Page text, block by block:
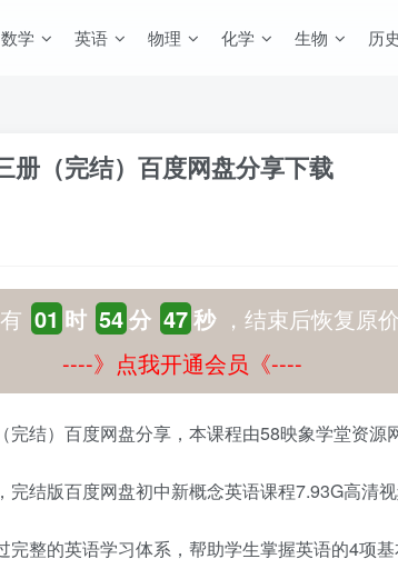
数学 英语 物理 化学 生物 历史
册（完结）百度网盘分享下载
01 时 54分 46秒，结束后恢复原
----》点我开通会员《----
结）百度网盘分享，本课程由58映象学堂资源
结版百度网盘初中新概念英语课程7.93G高清视
完整的英语学习体系，帮助学生掌握英语的4项